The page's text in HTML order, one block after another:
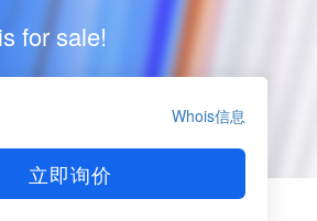
for sale!
Whois信息
立即询价